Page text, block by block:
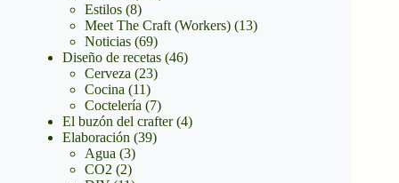
Estilos (8)
Meet The Craft (Workers) (13)
Noticias (69)
Diseño de recetas (46)
Cerveza (23)
Cocina (11)
Coctelería (7)
El buzón del crafter(4)
Elaboración (39)
Agua (3)
CO2 (2)